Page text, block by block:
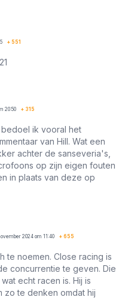
+ 551
20:50 + 315
bedoel ik vooral het
van Hill. Wat een
achter de sanseveria's,
op zijn eigen fouten
in plaats van deze op
2024 om 11:40 + 655
te noemen. Close racing is
concurrentie te geven. Die
echt racen is. Hij is
zo te denken omdat hij